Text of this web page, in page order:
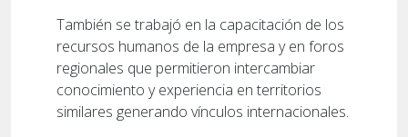
También se trabajó en la capacitación de los
recursos humanos de la empresa y en foros
regionales que permitieron intercambiar
conocimiento y experiencia en territorios
similares generando vínculos internacionales.